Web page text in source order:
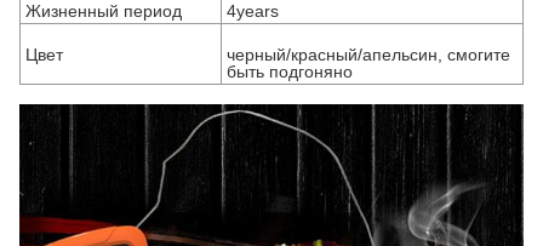
Жизненный период 4years
Цвет
черный/красный/апельсин, смогите
быть подгоняно